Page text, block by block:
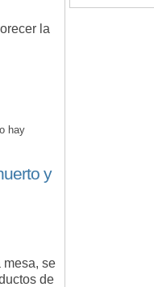
la
hay
y
mesa, se
de